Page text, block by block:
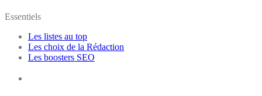
Essentiels
Les listes au top
Les choix de la Rédaction
Les boosters SEO